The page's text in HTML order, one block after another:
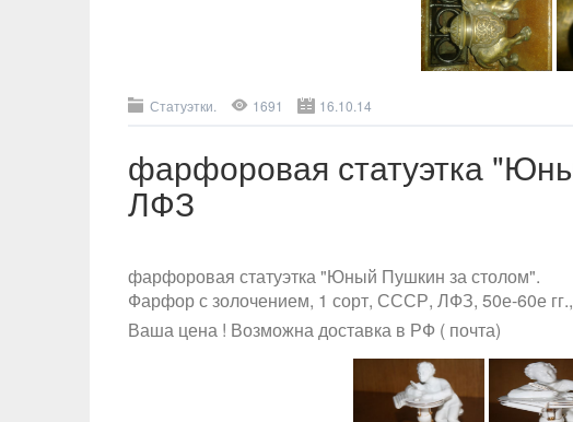
Статуэтки. 1691 16.10.14
фарфоровая статуэтка
ЛФЗ
фарфоровая статуэтка "Юный Пушкин за столом".
Фарфор с золочением, 1 сорт, СССР, ЛФЗ, 50е-60е
Ваша цена ! Возможна доставка в РФ ( почта)